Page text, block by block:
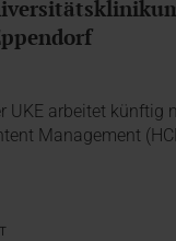
UKE arbeitet künftig
Management